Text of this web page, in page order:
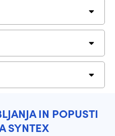
IN POPUSTI
SYNTEX